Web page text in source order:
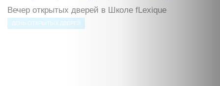
Вечер открытых дверей в Школе fLexique
ДЕНЬ ОТКРЫТЫХ ДВЕРЕЙ